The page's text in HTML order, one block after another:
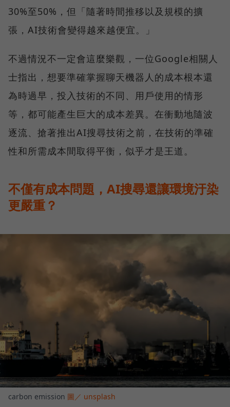
30%至50%，但「隨著時間推移以及規模的擴
張，AI技術會變得越來越便宜。」
不過情況不一定會這麼樂觀，一位Google相關人
士指出，想要準確掌握聊天機器人的成本根本還
為時過早，投入技術的不同、用戶使用的情形
等，都可能產生巨大的成本差異。在衝動地隨波
逐流、搶著推出AI搜尋技術之前，在技術的準確
性和所需成本間取得平衡，似乎才是王道。
不僅有成本問題，AI搜尋還讓環境汙染
更嚴重？
carbon emission 圖／ unsplash